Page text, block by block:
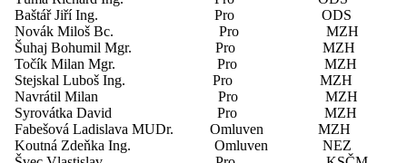
Baštář Jiří Ing. Pro ODS
Novák Miloš Bc. Pro MZH
Šuhaj Bohumil Mgr. Pro MZH
Točík Milan Mgr. Pro MZH
Stejskal Luboš Ing. Pro MZH
Navrátil Milan Pro MZH
Syrovátka David Pro MZH
Fabešová Ladislava MUDr. Omluven MZH
Koutná Zdeňka Ing. Omluven NEZ